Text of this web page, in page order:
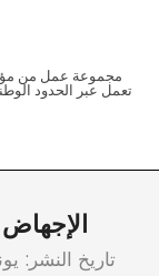
ملتقى
العربية
مجموعة عمل من
تعمل عبر الحدود
تاريخ النشر: